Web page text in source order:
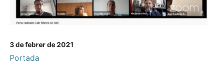
3 de febrer de 2021
Portada